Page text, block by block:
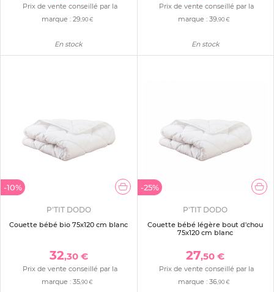
Prix de vente conseillé par la
marque : 29,90 €
En stock
Prix de vente conseillé par la
marque :39,90 €
En stock
-10%
P'TIT DODO
Couette bébé bio 75x120 cm blanc
32,30 €
Prix de vente conseillé par la
marque :35,90 €
-25%
P'TIT DODO
Couette bébé légère bout d'chou
75x120 cm blanc
27,50 €
Prix de vente conseillé par la
marque :36,90 €